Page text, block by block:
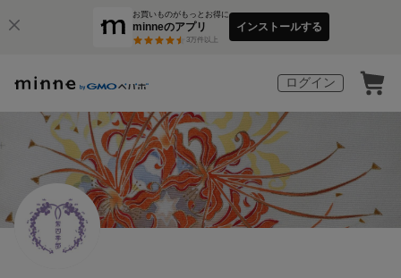
お買いものがもっとお得に
minneのアプリ
3万件以上
インストールする
ログイン